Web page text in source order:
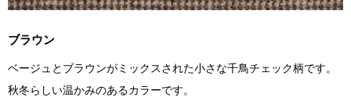
ブラウン
ベージュとブラウンがミックスされた小さな千鳥チェック柄です。
秋冬らしい温かみのあるカラーです。